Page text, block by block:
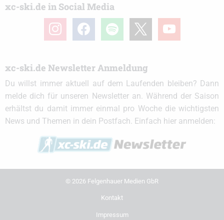
xc-ski.de in Social Media
instagramfacebook spotify youtube
xc-ski.de Newsletter Anmeldung
Du willst immer aktuell auf dem Laufenden bleiben? Dann
melde dich für unseren Newsletter an. Während der Saison
erhältst du damit immer einmal pro Woche die wichtigsten
News und Themen in dein Postfach. Einfach hier anmelden:
© 2026 Felgenhauer Medien GbR
Kontakt
Impressum